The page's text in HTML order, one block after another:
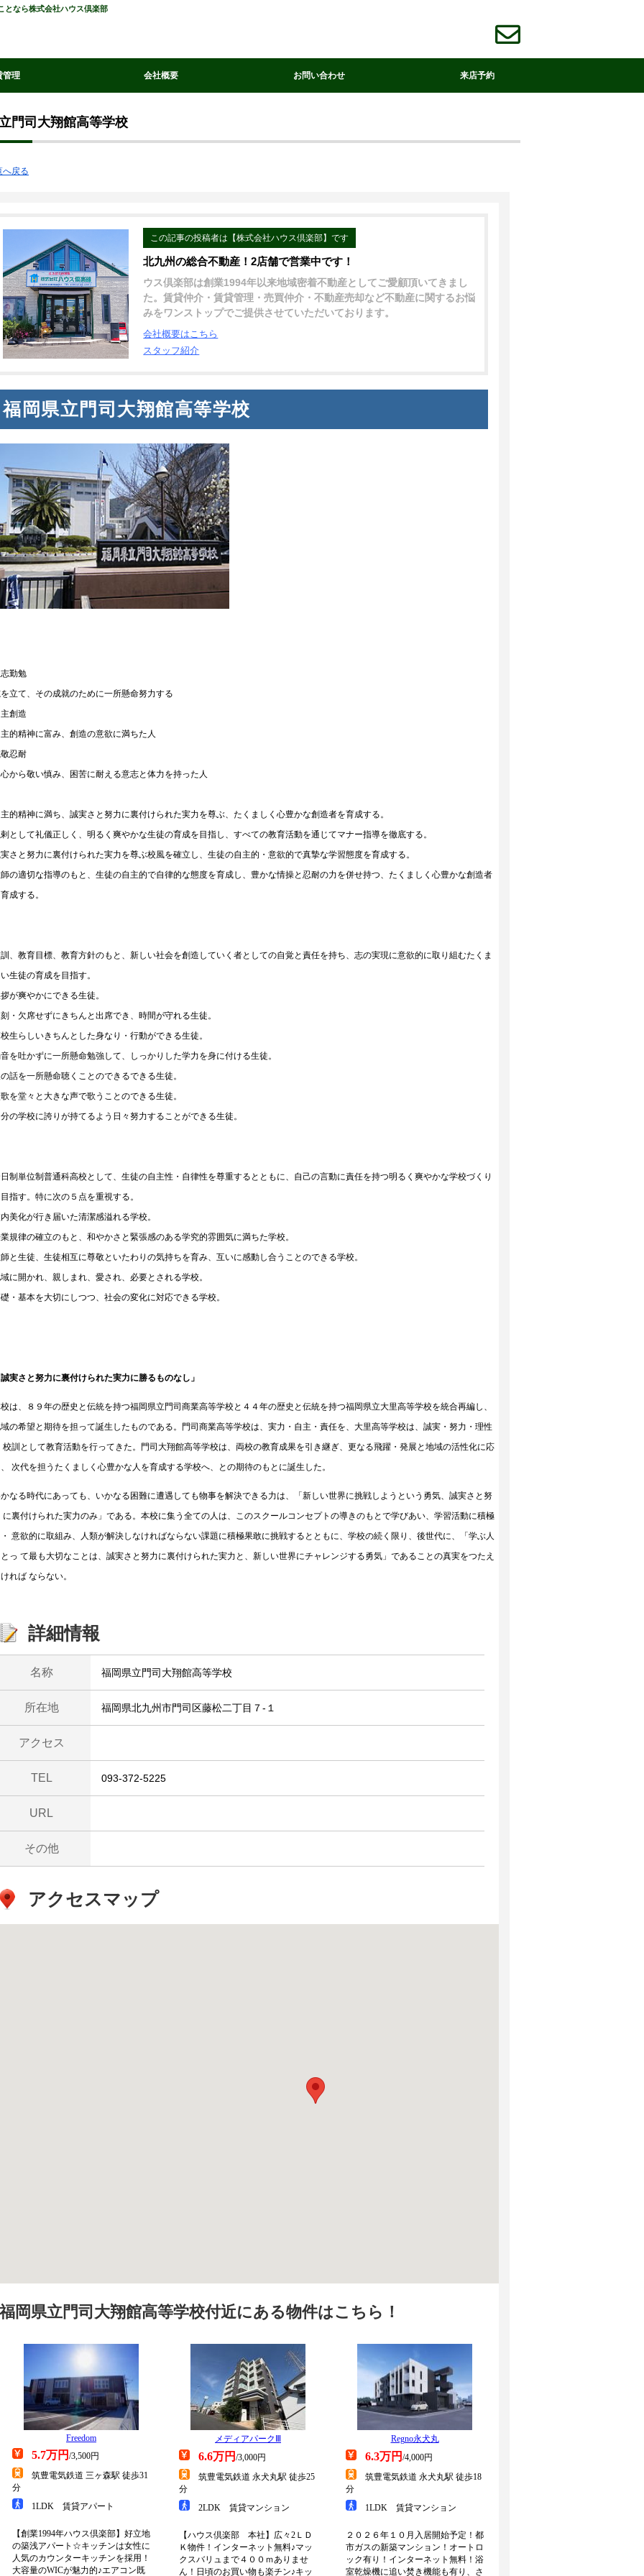
となら株式会社ハウス倶楽部
管理 会社概要 お問い合わせ 来店予約
門司大翔館高等学校
へ戻る
この記事の投稿者は【株式会社ハウス倶楽部】です
北九州の総合不動産！2店舗で営業中です！
ウス倶楽部は創業1994年以来地域密着不動産としてご愛顧頂いてきまし
た。賃貸仲介・賃貸管理・売買仲介・不動産売却など不動産に関するお悩
みをワンストップでご提供させていただいております。
会社概要はこちら
スタッフ紹介
福岡県立門司大翔館高等学校
勤勉
立て、その成就のために一所懸命努力する
創造
的精神に富み、創造の意欲に満ちた人
忍耐
から敬い慎み、困苦に耐える意志と体力を持った人
的精神に満ち、誠実さと努力に裏付けられた実力を尊ぶ、たくましく心豊かな創造者を育成する。
として礼儀正しく、明るく爽やかな生徒の育成を目指し、すべての教育活動を通じてマナー指導を徹底する。
さと努力に裏付けられた実力を尊ぶ校風を確立し、生徒の自主的・意欲的で真摯な学習態度を育成する。
の適切な指導のもと、生徒の自主的で自律的な態度を育成し、豊かな情操と忍耐の力を併せ持つ、たくましく心豊かな創造者
成する。
、教育目標、教育方針のもと、新しい社会を創造していく者としての自覚と責任を持ち、志の実現に意欲的に取り組むたくま
生徒の育成を目指す。
が爽やかにできる生徒。
・欠席せずにきちんと出席でき、時間が守れる生徒。
生らしいきちんとした身なり・行動ができる生徒。
を吐かずに一所懸命勉強して、しっかりした学力を身に付ける生徒。
話を一所懸命聴くことのできるできる生徒。
を堂々と大きな声で歌うことのできる生徒。
の学校に誇りが持てるよう日々努力することができる生徒。
制単位制普通科高校として、生徒の自主性・自律性を尊重するとともに、自己の言動に責任を持つ明るく爽やかな学校づくり
指す。特に次の５点を重視する。
美化が行き届いた清潔感溢れる学校。
規律の確立のもと、和やかさと緊張感のある学究的雰囲気に満ちた学校。
と生徒、生徒相互に尊敬といたわりの気持ちを育み、互いに感動し合うことのできる学校。
に開かれ、親しまれ、愛され、必要とされる学校。
・基本を大切にしつつ、社会の変化に対応できる学校。
実さと努力に裏付けられた実力に勝るものなし」
は、８９年の歴史と伝統を持つ福岡県立門司商業高等学校と４４年の歴史と伝統を持つ福岡県立大里高等学校を統合再編し、
の希望と期待を担って誕生したものである。門司商業高等学校は、実力・自主・責任を、大里高等学校は、誠実・努力・理性
校訓として教育活動を行ってきた。門司大翔館高等学校は、両校の教育成果を引き継ぎ、更なる飛躍・発展と地域の活性化に応
次代を担うたくましく心豊かな人を育成する学校へ、との期待のもとに誕生した。
なる時代にあっても、いかなる困難に遭遇しても物事を解決できる力は、「新しい世界に挑戦しようという勇気、誠実さと努
に裏付けられた実力のみ」である。本校に集う全ての人は、このスクールコンセプトの導きのもとで学びあい、学習活動に積極
意欲的に取組み、人類が解決しなければならない課題に積極果敢に挑戦するとともに、学校の続く限り、後世代に、「学ぶ人
っ て最も大切なことは、誠実さと努力に裏付けられた実力と、新しい世界にチャレンジする勇気」であることの真実をつたえ
れば ならない。
詳細情報
名称 福岡県立門司大翔館高等学校
所在地 福岡県北九州市門司区藤松二丁目７-１
アクセス
TEL 093-372-5225
URL
その他
アクセスマップ
福岡県立門司大翔館高等学校付近にある物件はこちら！